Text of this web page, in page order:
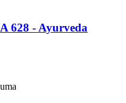
628 -​ Ayurveda